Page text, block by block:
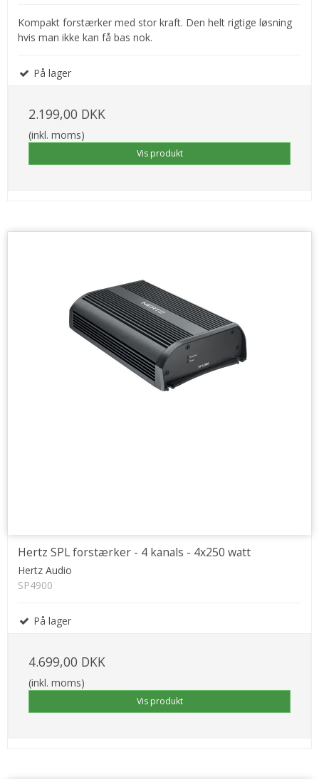
Kompakt forstærker med stor kraft. Den helt rigtige løsning
hvis man ikke kan få bas nok.
På lager
2.199,00 DKK
(inkl. moms)
Vis produkt
Hertz SPL forstærker - 4 kanals - 4x250 watt
Hertz Audio
SP4900
På lager
4.699,00 DKK
(inkl. moms)
Vis produkt